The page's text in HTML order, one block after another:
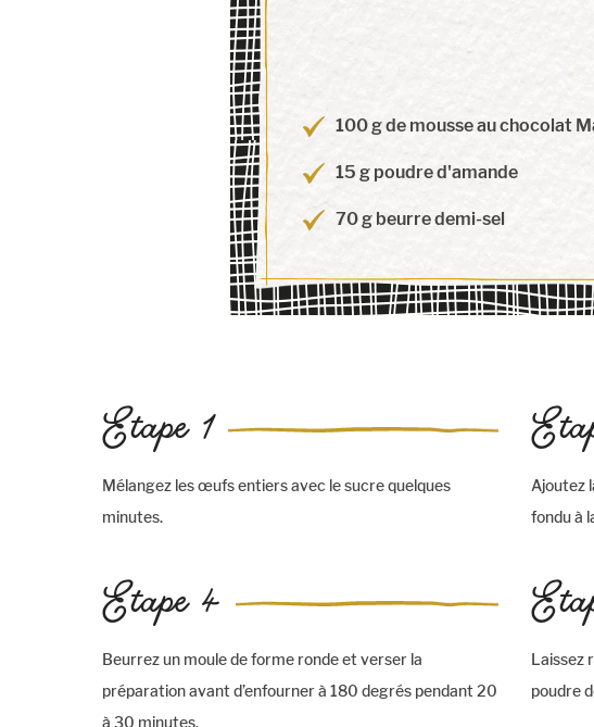
100 g de mousse au chocolat
15 g poudre d'amande
70 g beurre demi-sel
Etape 1
Mélangez les œufs entiers avec le sucre quelques
minutes.
Ajoutez
fondu à
Etape 4
Beurrez un moule de forme ronde et verser la
préparation avant d’enfourner à 180 degrés pendant 20
à 30 minutes.
Laissez
poudre